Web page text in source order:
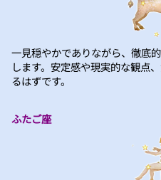
一見穏やかでありながら、徹底
します。安定感や現実的な観点
るはずです。
ふたご座